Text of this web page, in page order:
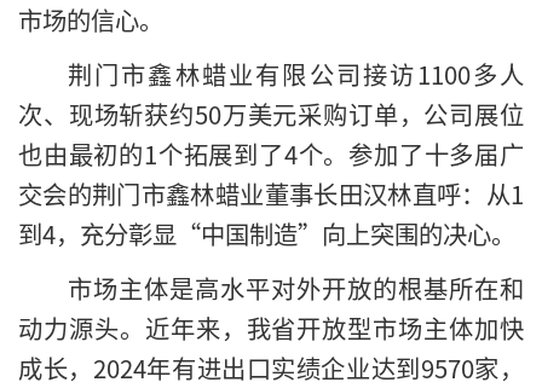
市场的信心。
荆门市鑫林蜡业有限公司接访1100多人
次、现场斩获约50万美元采购订单，公司展位
也由最初的1个拓展到了4个。参加了十多届广
交会的荆门市鑫林蜡业董事长田汉林直呼：从1
到4，充分彰显“中国制造”向上突围的决心。
市场主体是高水平对外开放的根基所在和
动力源头。近年来，我省开放型市场主体加快
成长，2024年有进出口实绩企业达到9570家，